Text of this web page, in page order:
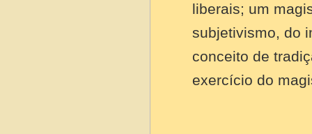
liberais; um
subjetivismo, do
conceito de
exercício do